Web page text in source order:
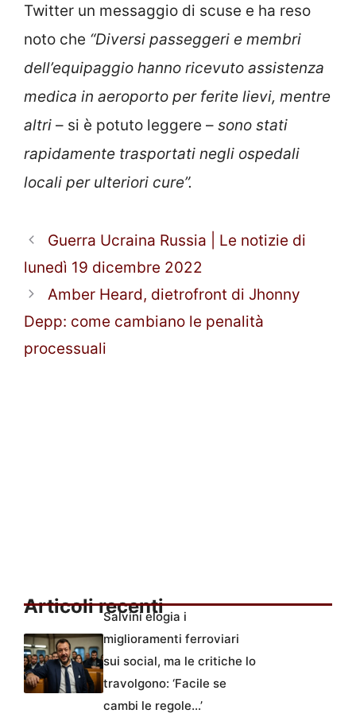
Twitter un messaggio di scuse e ha reso
noto che “Diversi passeggeri e membri
dell’equipaggio hanno ricevuto assistenza
medica in aeroporto per ferite lievi, mentre
altri – si è potuto leggere – sono stati
rapidamente trasportati negli ospedali
locali per ulteriori cure”.
Guerra Ucraina Russia | Le notizie di
lunedì 19 dicembre 2022
Amber Heard, dietrofront di Jhonny
Depp: come cambiano le penalità
processuali
Articoli recenti
Salvini elogia i
miglioramenti ferroviari
sui social, ma le critiche lo
travolgono: ‘Facile se
cambi le regole…’